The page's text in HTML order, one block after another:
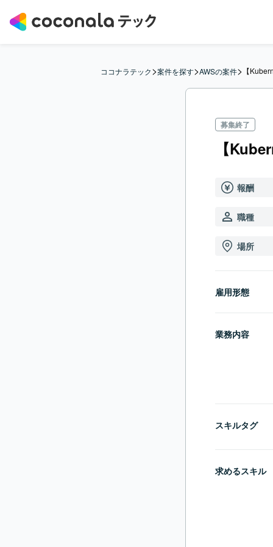
ココナラテック>案件を探す>AWSの案件> 【
募集終了
【
報酬
職種
場所
雇用形態
業務内容
スキルタグ
求めるスキル